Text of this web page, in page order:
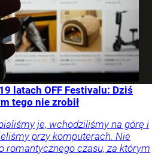
latach OFF Festivalu: Dziś
tego nie zrobił
je, wchodziliśmy na górę i
przy komputerach. Nie
romantycznego czasu, za którym